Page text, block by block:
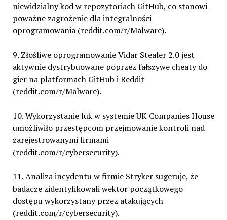
niewidzialny kod w repozytoriach GitHub, co stanowi
poważne zagrożenie dla integralności
oprogramowania (reddit.com/r/Malware).
9. Złośliwe oprogramowanie Vidar Stealer 2.0 jest
aktywnie dystrybuowane poprzez fałszywe cheaty do
gier na platformach GitHub i Reddit
(reddit.com/r/Malware).
10. Wykorzystanie luk w systemie UK Companies House
umożliwiło przestępcom przejmowanie kontroli nad
zarejestrowanymi firmami
(reddit.com/r/cybersecurity).
11. Analiza incydentu w firmie Stryker sugeruje, że
badacze zidentyfikowali wektor początkowego
dostępu wykorzystany przez atakujących
(reddit.com/r/cybersecurity).